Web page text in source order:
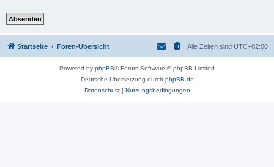
Startseite Foren-Übersicht Alle Zeiten sind UTC+02:00
Powered by phpBB® Forum Software © phpBB Limited
Deutsche Übersetzung durch phpBB.de
Datenschutz| Nutzungsbedingungen